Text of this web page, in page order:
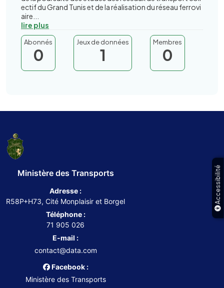
Accessibilité
ectif du Grand Tunis et de la réalisation du réseau ferrovi
aire...
lire plus
Abonnés
0
Jeux de données
1
Membres
0
Ministère des Transports
Adresse :
R58P+H73, Cité Monplaisir et Borgel
Téléphone :
71 905 026
E-mail :
contact@data.com
Facebook :
Ministère des Transports